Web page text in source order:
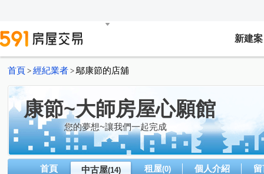
新建案
首頁 > 經紀業者 >鄔康節的店舖
康節~大師房屋心願館
您的夢想~讓我們一起完成
首頁 中古屋(14) 租屋(0) 個人介紹